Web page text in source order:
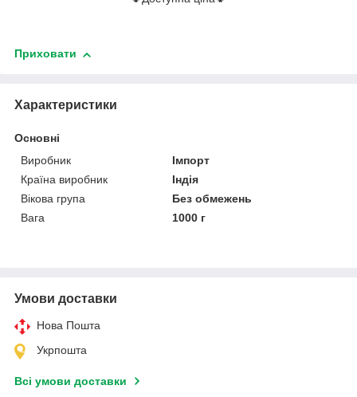
Приховати
Характеристики
Основні
Виробник
Імпорт
Країна виробник
Індія
Вікова група
Без обмежень
Вага
1000 г
Умови доставки
Нова Пошта
Укрпошта
Всі умови доставки